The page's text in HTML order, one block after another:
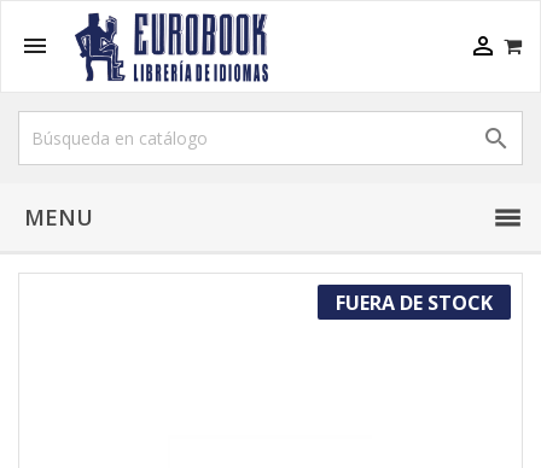
 

MENU
FUERA DE STOCK